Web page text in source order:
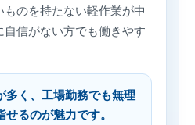
のを持たない軽作業が中
信がない方でも働きやす
多く、工場勤務でも無理
るのが魅力です。